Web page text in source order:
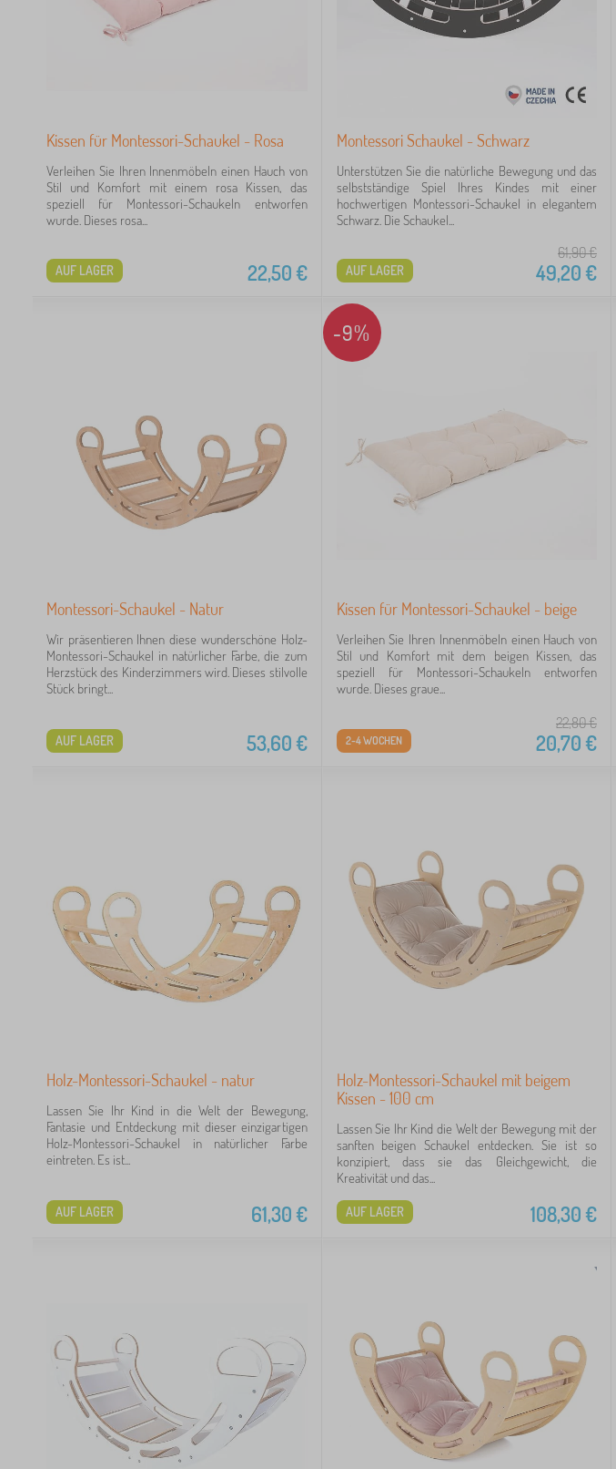
Kissen für Montessori-Schaukel - Rosa
Verleihen Sie Ihren Innenmöbeln einen Hauch von
Stil und Komfort mit einem rosa Kissen, das
speziell für Montessori-Schaukeln entworfen
wurde. Dieses rosa...
22,50€
AUF LAGER
Montessori Schaukel - Schwarz
Unterstützen Sie die natürliche Bewegung und das
selbstständige Spiel Ihres Kindes mit einer
hochwertigen Montessori-Schaukel in elegantem
Schwarz. Die Schaukel...
61,90€
49,20€
AUF LAGER
Montessori-Schaukel - Natur
Wir präsentieren Ihnen diese wunderschöne Holz-
Montessori-Schaukel in natürlicher Farbe, die zum
Herzstück des Kinderzimmers wird. Dieses stilvolle
Stück bringt...
53,60€
AUF LAGER
-9%
Kissen für Montessori-Schaukel - beige
Verleihen Sie Ihren Innenmöbeln einen Hauch von
Stil und Komfort mit dem beigen Kissen, das
speziell für Montessori-Schaukeln entworfen
wurde. Dieses graue...
22,80€
20,70€
2-4 WOCHEN
Holz-Montessori-Schaukel - natur
Lassen Sie Ihr Kind in die Welt der Bewegung,
Fantasie und Entdeckung mit dieser einzigartigen
Holz-Montessori-Schaukel in natürlicher Farbe
eintreten. Es ist...
61,30€
AUF LAGER
Holz-Montessori-Schaukel mit beigem
Kissen - 100 cm
Lassen Sie Ihr Kind die Welt der Bewegung mit der
sanften beigen Schaukel entdecken. Sie ist so
konzipiert, dass sie das Gleichgewicht, die
Kreativität und das...
108,30€
AUF LAGER